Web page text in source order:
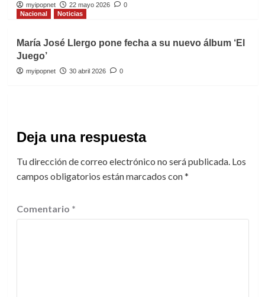
myipopnet 22 mayo 2026
0
Nacional
Noticias
María José Llergo pone fecha a su nuevo álbum ‘El
Juego’
myipopnet 30 abril 2026 0
Deja una respuesta
Tu dirección de correo electrónico no será publicada. Los
campos obligatorios están marcados con*
Comentario *